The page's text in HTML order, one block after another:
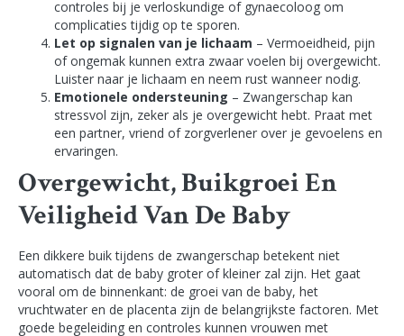
controles bij je verloskundige of gynaecoloog om
complicaties tijdig op te sporen.
Let op signalen van je lichaam – Vermoeidheid, pijn
of ongemak kunnen extra zwaar voelen bij overgewicht.
Luister naar je lichaam en neem rust wanneer nodig.
Emotionele ondersteuning – Zwangerschap kan
stressvol zijn, zeker als je overgewicht hebt. Praat met
een partner, vriend of zorgverlener over je gevoelens en
ervaringen.
Overgewicht, Buikgroei En
Veiligheid Van De Baby
Een dikkere buik tijdens de zwangerschap betekent niet
automatisch dat de baby groter of kleiner zal zijn. Het gaat
vooral om de binnenkant: de groei van de baby, het
vruchtwater en de placenta zijn de belangrijkste factoren. Met
goede begeleiding en controles kunnen vrouwen met